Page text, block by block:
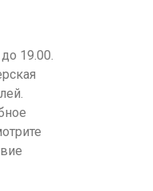
19.00.